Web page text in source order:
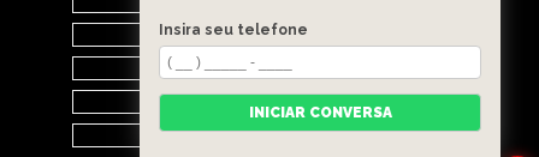
POÇOS DE VISITA PRÉ-MOLDADO
RAMPAS DE ACESSIBILIDADE PRÉ-MOLDADA
Nova Era Concreto
Nova Era Pré Moldados
Contato
Insira seu telefone
INICIAR CONVERSA